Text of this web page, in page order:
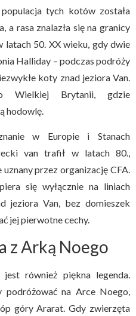
tych kotów została
a rasa znalazła się na granicy
latach 50. XX wieku, gdy dwie
Halliday – podczas podróży
koty znad jeziora Van.
Brytanii, gdzie
hodowlę.
w Europie i Stanach
van trafił w latach 80.,
przez organizację CFA.
się wyłącznie na liniach
jeziora Van, bez domieszek
jej pierwotne cechy.
z Arką Noego
również piękna legenda.
na Arce Noego,
góry Ararat. Gdy zwierzęta